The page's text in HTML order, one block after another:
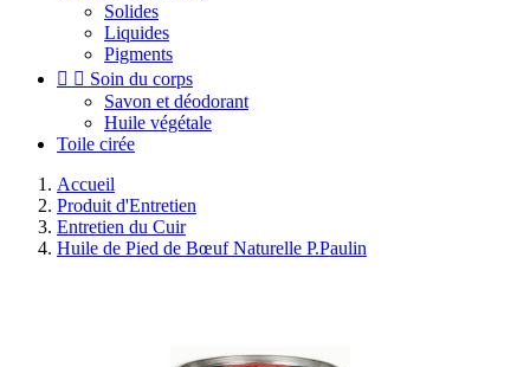
Solides
Liquides
Pigments
  Soin du corps
Savon et déodorant
Huile végétale
Toile cirée
Accueil
Produit d'Entretien
Entretien du Cuir
Huile de Pied de Bœuf Naturelle P.Paulin